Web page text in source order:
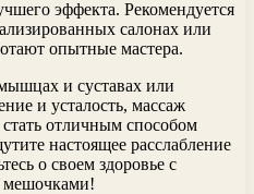
эффекта. Рекомендуется
салонах или
опытные мастера.
и суставах или
и усталость, массаж
отличным способом
настоящее расслабление
о своем здоровье с